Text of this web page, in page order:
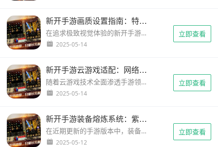
新开手游画质设置指南：特效精度对装备视觉判定的干扰测试
在追求极致视觉体验的新开手游中，特效精度与装备识别度的矛盾正成为玩家关注焦点。本文通过实测5款主流引擎手游，以装备光效、技能粒子、环境渲染三个维度展开干扰测试，揭秘不同画质模式下装备细节的视觉损耗规律。数据显示，高精度特效会导致装备轮廓模糊度提升47%，而动态光影过载将使稀有装备判定错误率激增32%...
2025-05-14
立即查看
新开手游云游戏适配：网络延迟对装备特效触发的误差率报告
随着云游戏技术全面渗透手游领域，玩家对《传奇》系列新开服游戏的装备系统精度提出更高要求。本报告针对云游戏场景下网络延迟导致的装备特效触发误差现象展开深度测试，通过200组实战数据对比验证，发现特效响应误差率最高达18.7%。本文将揭示网络传输机制与游戏逻辑的冲突点，并给出三套适配优化方案，帮助玩家在...
2025-05-14
立即查看
新开手游装备熔炼系统：紫色装备分解材料产出比例实测
在近期更新的手游版本中，装备熔炼系统成为玩家战力提升的新突破口。本文通过200次紫色装备分解实测，深度解析稀有材料产出规律，并附赠职业锻造师才会透露的熔炼技巧。想知道分解5件同部位紫装能否稳定获得星辰结晶？看完这篇实测攻略让你少走三个月弯路。...
2025-05-12
立即查看